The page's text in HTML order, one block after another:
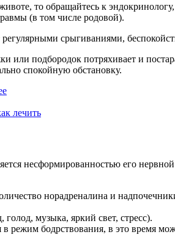
то обращайтесь к
(в том числе родовой).
срыгиваниями,
подбородок потряхивает и
спокойную обстановку.
лечить
несформированностью его
норадреналина и
музыка, яркий свет, стресс).
режим бодрствования, в это время